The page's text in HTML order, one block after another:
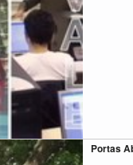
Portas